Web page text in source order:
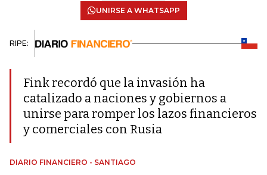
UNIRSE A WHATSAPP
RIPE:
Fink recordó que la invasión ha
catalizado a naciones y gobiernos a
unirse para romper los lazos financieros
y comerciales con Rusia
DIARIO FINANCIERO - SANTIAGO